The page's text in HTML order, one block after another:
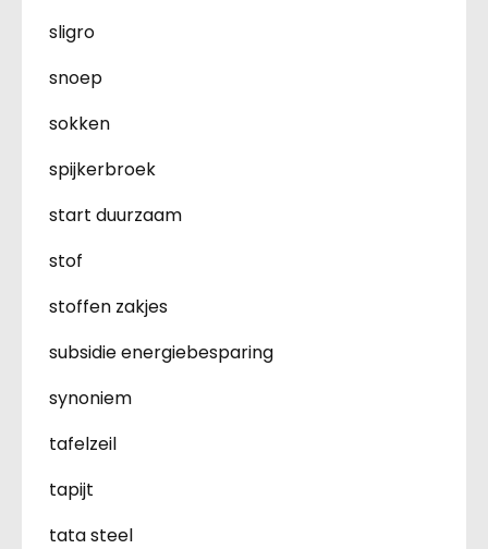
sligro
snoep
sokken
spijkerbroek
start duurzaam
stof
stoffen zakjes
subsidie energiebesparing
synoniem
tafelzeil
tapijt
tata steel